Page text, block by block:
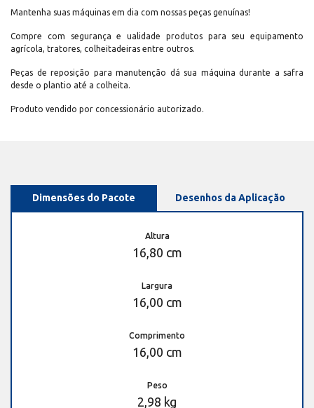
Mantenha suas máquinas em dia com nossas peças genuínas!
Compre com segurança e ualidade produtos para seu equipamento
agrícola, tratores, colheitadeiras entre outros.
Peças de reposição para manutenção dá sua máquina durante a safra
desde o plantio até a colheita.
Produto vendido por concessionário autorizado.
Dimensões do Pacote Desenhos da Aplicação
Altura
16,80 cm
Largura
16,00 cm
Comprimento
16,00 cm
Peso
2,98 kg